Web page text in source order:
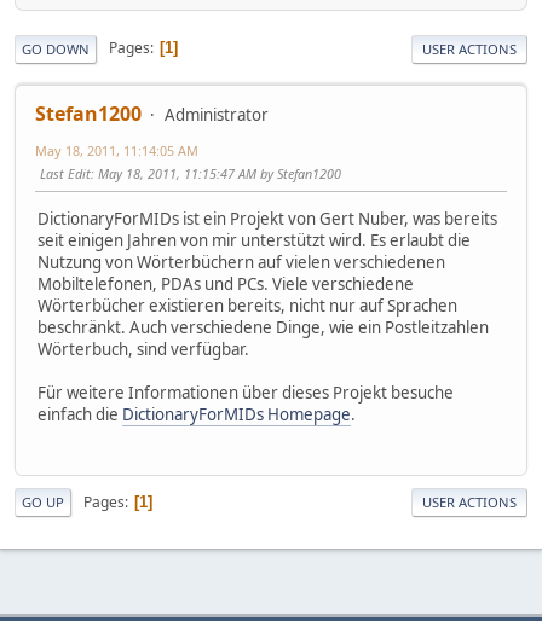
GO DOWN Pages 1 USER ACTIONS
Stefan1200 Administrator
May 18, 2011, 11:14:05 AM
Last Edit: May 18, 2011, 11:15:47 AM by Stefan1200
DictionaryForMIDs ist ein Projekt von Gert Nuber, was bereits
seit einigen Jahren von mir unterstützt wird. Es erlaubt die
Nutzung von Wörterbüchern auf vielen verschiedenen
Mobiltelefonen, PDAs und PCs. Viele verschiedene
Wörterbücher existieren bereits, nicht nur auf Sprachen
beschränkt. Auch verschiedene Dinge, wie ein Postleitzahlen
Wörterbuch, sind verfügbar.
Für weitere Informationen über dieses Projekt besuche
einfach die DictionaryForMIDs Homepage.
GO UP Pages 1 USER ACTIONS